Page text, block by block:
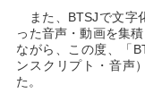
また、BTSJで文
った音声・動画を集
ながら、この度、「
ンスクリプト・音声
た。